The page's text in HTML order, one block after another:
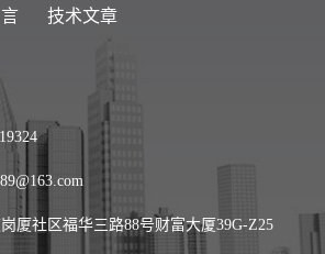
技术文章
厦社区福华三路88号财富大厦39G-Z25